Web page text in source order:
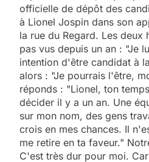
officielle de dépôt des
à Lionel Jospin dans son
la rue du Regard. Les deux
pas vus depuis un an : "Je
intention d'être candidat à
alors : "Je pourrais l'être,
réponds : "Lionel, ton
décider il y a un an. Une
sur mon nom, des gens
crois en mes chances. Il
me retire en ta faveur."
C'est très dur pour moi.